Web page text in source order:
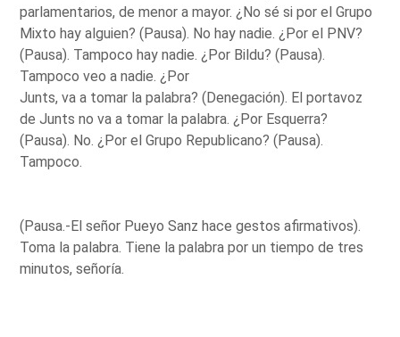
parlamentarios, de menor a mayor. ¿No sé si por el Grupo
Mixto hay alguien? (Pausa). No hay nadie. ¿Por el PNV?
(Pausa). Tampoco hay nadie. ¿Por Bildu? (Pausa).
Tampoco veo a nadie. ¿Por
Junts, va a tomar la palabra? (Denegación). El portavoz
de Junts no va a tomar la palabra. ¿Por Esquerra?
(Pausa). No. ¿Por el Grupo Republicano? (Pausa).
Tampoco.
(Pausa.-El señor Pueyo Sanz hace gestos afirmativos).
Toma la palabra. Tiene la palabra por un tiempo de tres
minutos, señoría.